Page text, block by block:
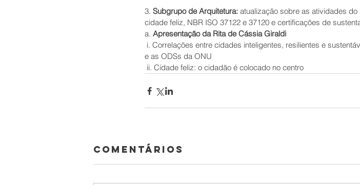
3. Subgrupo de Arquitetura: atualização sobre as atividades
cidade feliz, NBR ISO 37122 e 37120 e certificações de
a. Apresentação da Rita de Cássia Giraldi
e as ODSs da ONU
ii. Cidade feliz: o cidadão é colocado no centro
Comentários